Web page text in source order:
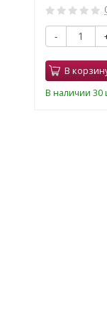
-
В
В наличии 30